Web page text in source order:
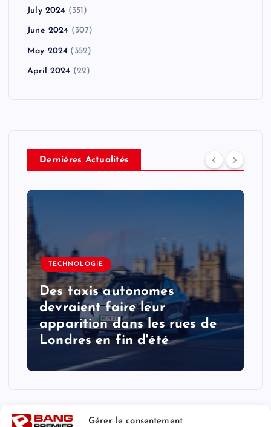
Gérer le consentement
July 2024 (351)
June 2024 (307)
May 2024 (352)
April 2024 (22)
Derniéres Actualités
TECHNOLOGIE
Des taxis autonomes
devraient faire leur
apparition dans les rues de
Londres en fin d'été